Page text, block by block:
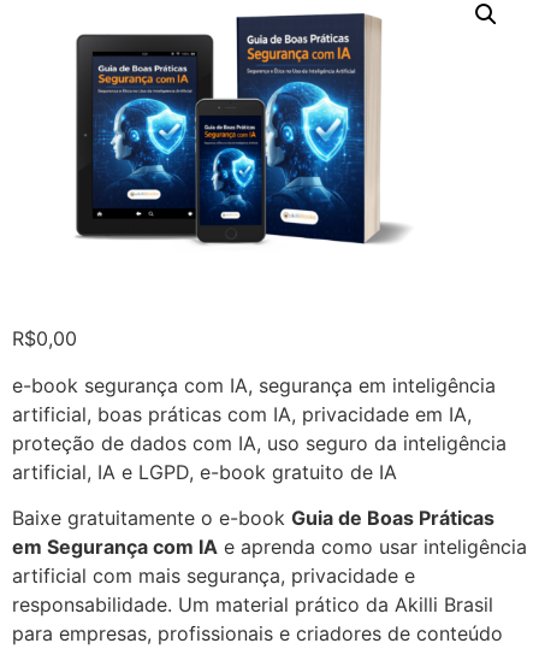
R$0,00
e-book segurança com IA, segurança em inteligência
artificial, boas práticas com IA, privacidade em IA,
proteção de dados com IA, uso seguro da inteligência
artificial, IA e LGPD, e-book gratuito de IA
Baixe gratuitamente o e-book Guia de Boas Práticas
em Segurança com IA e aprenda como usar inteligência
artificial com mais segurança, privacidade e
responsabilidade. Um material prático da Akilli Brasil
para empresas, profissionais e criadores de conteúdo